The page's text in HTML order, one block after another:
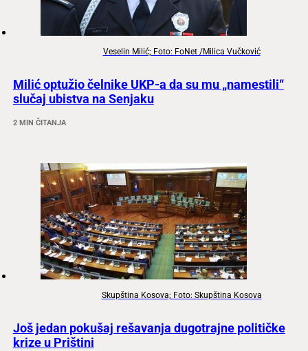
Veselin Milić; Foto: FoNet /Milica Vučković
Milić optužio čelnike UKP-a da su mu „namestili“
slučaj ubistva na Senjaku
2 MIN ČITANJA
Skupština Kosova; Foto: Skupština Kosova
Još jedan pokušaj rešavanja dugotrajne političke
krize u Prištini